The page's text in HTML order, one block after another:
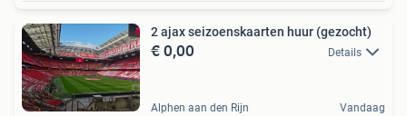
2 ajax seizoenskaarten huur (gezocht)
€ 0,00 Details
Alphen aan den Rijn Vandaag